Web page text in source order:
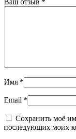
Ваш отзыв *
Имя *
Email *
Сохранить моё
последующих моих